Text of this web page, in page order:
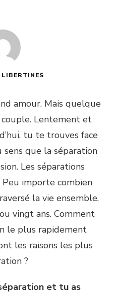
LIBERTINES
amour. Mais quelque
couple. Lentement et
tu te trouves face
que la séparation
Les séparations
importe combien
la vie ensemble.
vingt ans. Comment
le plus rapidement
les raisons les plus
?
et tu as